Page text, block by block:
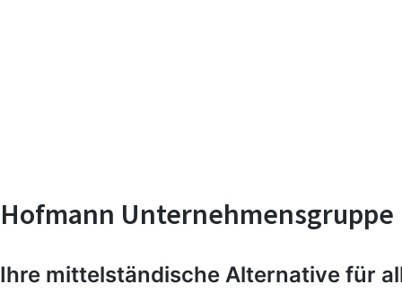
Hofmann Unternehmensgruppe
Ihre mittelständische Alternative für